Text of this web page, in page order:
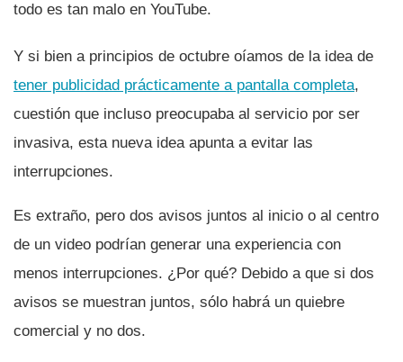
todo es tan malo en YouTube.
Y si bien a principios de octubre oí­amos de la idea de
tener publicidad prácticamente a pantalla completa,
cuestión que incluso preocupaba al servicio por ser
invasiva, esta nueva idea apunta a evitar las
interrupciones.
Es extraño, pero dos avisos juntos al inicio o al centro
de un video podrí­an generar una experiencia con
menos interrupciones. ¿Por qué? Debido a que si dos
avisos se muestran juntos, sólo habrá un quiebre
comercial y no dos.